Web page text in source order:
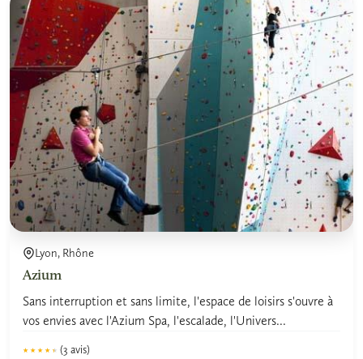
Lyon, Rhône
Azium
Sans interruption et sans limite, l'espace de loisirs s'ouvre à
vos envies avec l'Azium Spa, l'escalade, l'Univers...
★★★★★
★★★★★ (3 avis)